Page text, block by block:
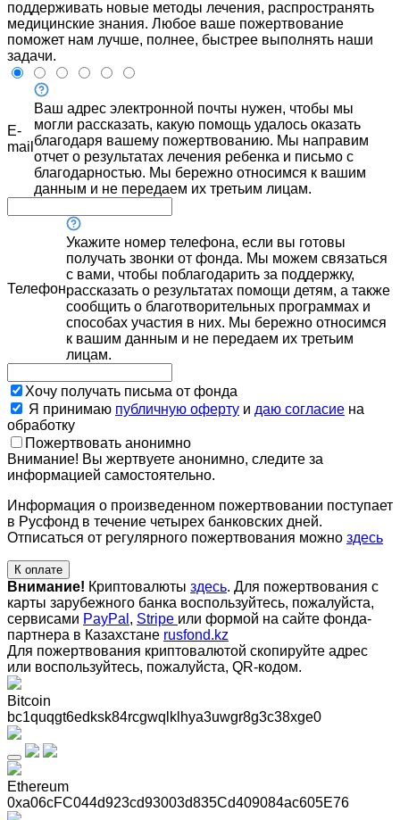
поддерживать новые методы лечения, распространять
медицинские знания. Любое ваше пожертвование
поможет нам лучше, полнее, быстрее выполнять наши
задачи.
E-
mail
Ваш адрес электронной почты нужен, чтобы мы
могли рассказать, какую помощь удалось оказать
благодаря вашему пожертвованию. Мы направим
отчет о результатах лечения ребенка и письмо с
благодарностью. Мы бережно относимся к вашим
данным и не передаем их третьим лицам.
Телефон
Укажите номер телефона, если вы готовы
получать звонки от фонда. Мы можем связаться
с вами, чтобы поблагодарить за поддержку,
рассказать о результатах помощи детям, а также
сообщить о благотворительных программах и
способах участия в них. Мы бережно относимся
к вашим данным и не передаем их третьим
лицам.
Хочу получать письма от фонда
Я принимаю публичную оферту и даю согласие на
обработку
Пожертвовать анонимно
Внимание! Вы жертвуете анонимно, следите за
информацией самостоятельно.
Информация о произведенном пожертвовании поступает
в Русфонд в течение четырех банковских дней.
Отписаться от регулярного пожертвования можно здесь
К оплате
Внимание! Криптовалюты здесь. Для пожертвования с
карты зарубежного банка воспользуйтесь, пожалуйста,
сервисами PayPal , Stripe или формой на сайте фонда-
партнера в Казахстане rusfond.kz
Для пожертвования криптовалютой скопируйте адрес
или воспользуйтесь, пожалуйста, QR-кодом.
Bitcoin
bc1quqgt6edksk84rcgwqlklhya3uwgr8g3c38xge0
Ethereum
0xa06cFC044d923cd93003d835Cd409084ac605E76